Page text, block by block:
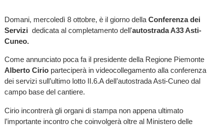
Domani, mercoledì 8 ottobre, è il giorno della Conferenza dei
Servizi dedicata al completamento dell'autostrada A33 Asti-
Cuneo.
Come annunciato poca fa il presidente della Regione Piemonte
Alberto Cirioparteciperà in videocollegamento alla conferenza
dei servizi sull’ultimo lotto II.6.A dell’autostrada Asti-Cuneo dal
campo base del cantiere.
Cirio incontrerà gli organi di stampa non appena ultimato
l’importante incontro che coinvolgerà oltre al Ministero delle